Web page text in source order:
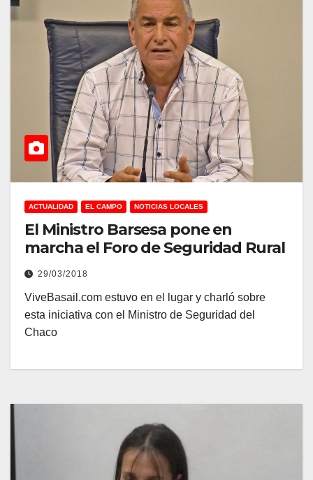
ACTUALIDAD EL CAMPO NOTICIAS LOCALES
El Ministro Barsesa pone en
marcha el Foro de Seguridad Rural
29/03/2018
ViveBasail.com estuvo en el lugar y charló sobre
esta iniciativa con el Ministro de Seguridad del
Chaco